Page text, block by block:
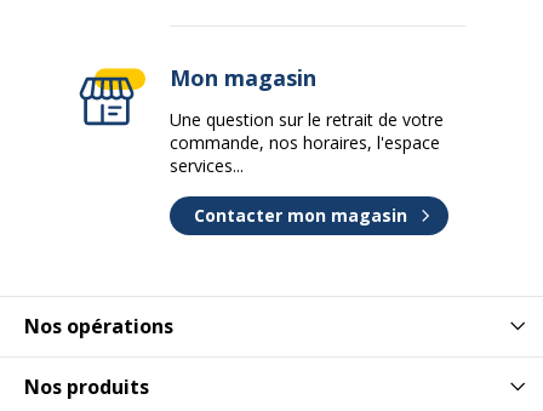
Nos opérations
Nos produits
Mon magasin
Une question sur le retrait de votre
commande, nos horaires, l'espace
services...
Contacter mon magasin